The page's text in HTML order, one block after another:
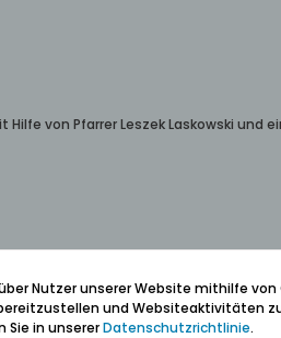
von Pfarrer Leszek Laskowski und
Res. bei den Königsjägern zu
Nutzer unserer Website mithilfe von
und Websiteaktivitäten
Sie in unsererDatenschutzrichtlinie.